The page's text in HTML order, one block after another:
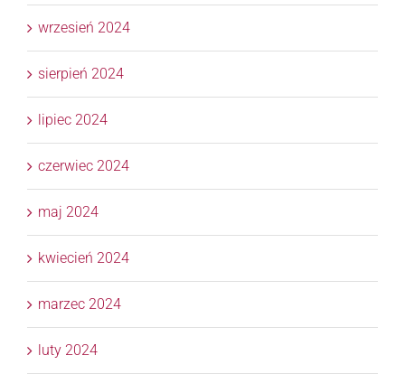
wrzesień 2024
sierpień 2024
lipiec 2024
czerwiec 2024
maj 2024
kwiecień 2024
marzec 2024
luty 2024